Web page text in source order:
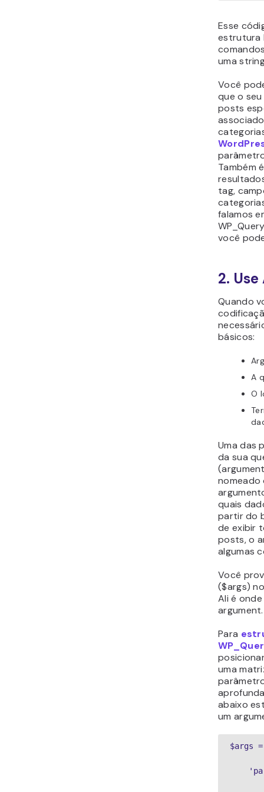
Esse
estrutura
uma
Você
que o
posts
Também
tag,
falamos
você
2.
Quando
básicos:
A
O
Uma das
da sua
(
nomeado
quais
partir do
de exibir
posts, o
algumas
Você
($args)
Ali é
argument.
Para
uma
abaixo
um
$args